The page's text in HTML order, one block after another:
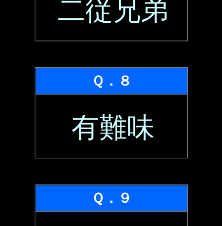
二従兄弟
Ｑ．８
有難味
Ｑ．９